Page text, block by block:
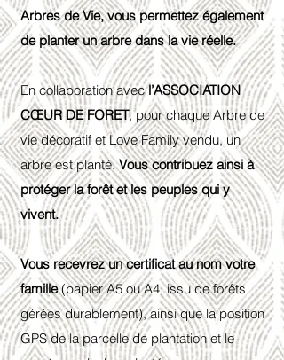
Arbres de Vie, vous permettez également
de planter un arbre dans la vie réelle.
En collaboration avecl’ASSOCIATION
CŒUR DE FORET, pour chaque Arbre de
vie décoratif et Love Family vendu, un
arbre est planté.Vous contribuez ainsi à
protéger la forêt et les peuples qui y
vivent.
Vous recevrez un certificat au nom votre
famille(papier A5 ou A4, issu de forêts
gérées durablement), ainsi que la position
GPS de la parcelle de plantation et le